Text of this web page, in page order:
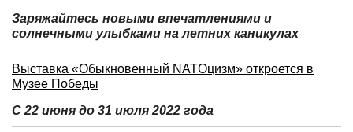
Заряжайтесь новыми впечатлениями и
солнечными улыбками на летних каникулах
Выставка «Обыкновенный NATOцизм» откроется в
Музее Победы
С 22 июня до 31 июля 2022 года